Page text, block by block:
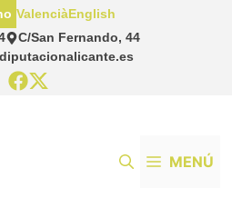
C/San Fernando, 44
ValenciàEnglish
MENÚ